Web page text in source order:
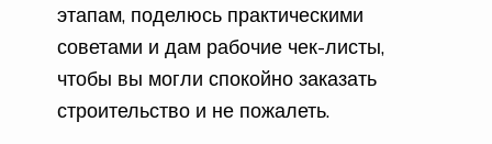
этапам, поделюсь практическими
советами и дам рабочие чек-листы,
чтобы вы могли спокойно заказать
строительство и не пожалеть.